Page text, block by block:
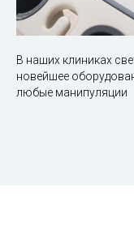
В наших клиниках
новейшее
любые манипуляции